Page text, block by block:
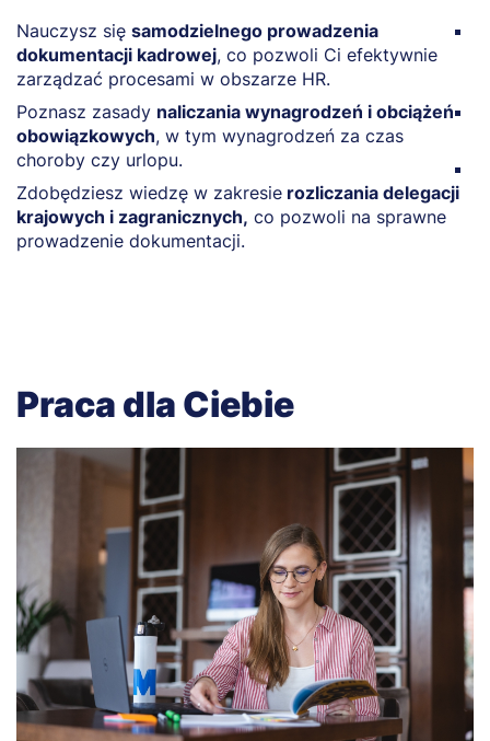
Nauczysz się samodzielnego prowadzenia
dokumentacji kadrowej, co pozwoli Ci efektywnie
zarządzać procesami w obszarze HR.
Poznasz zasady naliczania wynagrodzeń i obciążeń
obowiązkowych, w tym wynagrodzeń za czas
choroby czy urlopu.
Zdobędziesz wiedzę w zakresie rozliczania delegacji
krajowych i zagranicznych, co pozwoli na sprawne
prowadzenie dokumentacji.
Praca dla Ciebie